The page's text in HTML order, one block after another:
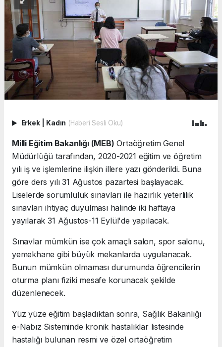
Erkek Kadın (Haberi Sesli Oku)
Milli Eğitim Bakanlığı (MEB) Ortaöğretim Genel
Müdürlüğü tarafından, 2020-2021 eğitim ve öğretim
yılı iş ve işlemlerine ilişkin illere yazı gönderildi. Buna
göre ders yılı 31 Ağustos pazartesi başlayacak.
Liselerde sorumluluk sınavları ile hazırlık yeterlilik
sınavları ihtiyaç duyulması halinde iki haftaya
yayılarak 31 Ağustos-11 Eylül'de yapılacak.
Sınavlar mümkün ise çok amaçlı salon, spor salonu,
yemekhane gibi büyük mekanlarda uygulanacak.
Bunun mümkün olmaması durumunda öğrencilerin
oturma planı fiziki mesafe korunacak şekilde
düzenlenecek.
Yüz yüze eğitim başladıktan sonra, Sağlık Bakanlığı
e-Nabız Sisteminde kronik hastalıklar listesinde
hastalığı bulunan resmi ve özel ortaöğretim